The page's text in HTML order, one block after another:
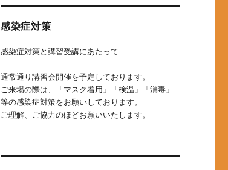
感染症対策
感染症対策と講習受講にあたって
通常通り講習会開催を予定しております。
ご来場の際は、「マスク着用」「検温」「消毒」
等の感染症対策をお願いしております。
ご理解、ご協力のほどお願いいたします。